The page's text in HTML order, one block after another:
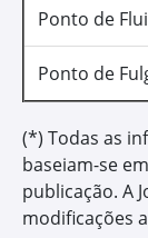
HY-
Óleo